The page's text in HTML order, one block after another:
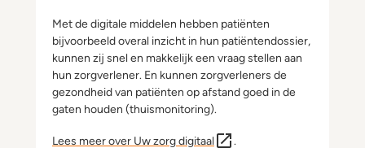
Met de digitale middelen hebben patiënten
bijvoorbeeld overal inzicht in hun patiëntendossier,
kunnen zij snel en makkelijk een vraag stellen aan
hun zorgverlener. En kunnen zorgverleners de
gezondheid van patiënten op afstand goed in de
gaten houden (thuismonitoring).
Lees meer over Uw zorg digitaal .